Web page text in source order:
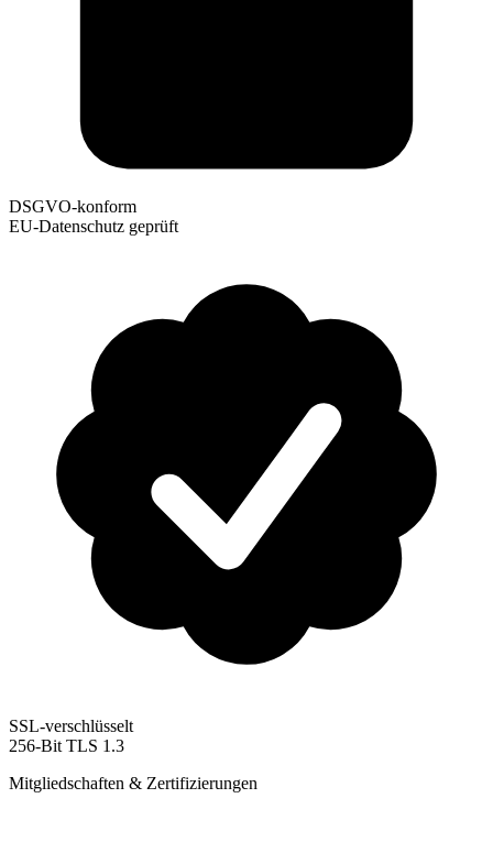
DSGVO-konform
EU-Datenschutz geprüft
SSL-verschlüsselt
256-Bit TLS 1.3
Mitgliedschaften & Zertifizierungen